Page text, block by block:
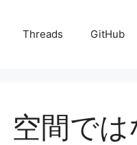
Threads GitHub
間で